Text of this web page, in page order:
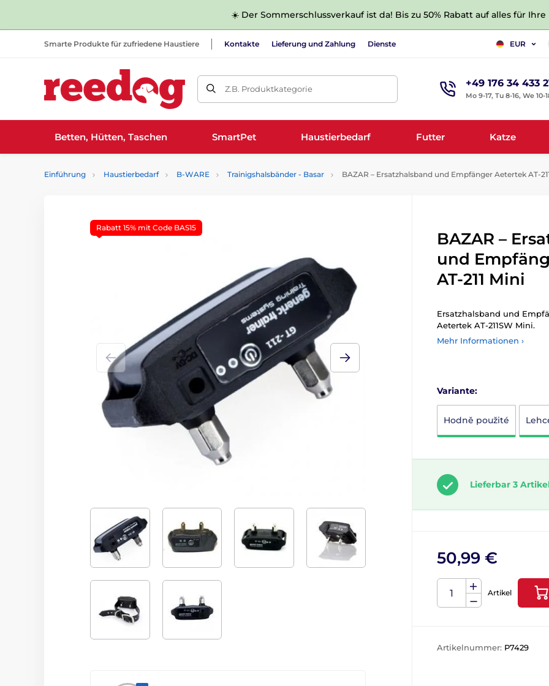
☀️ Der Sommerschlussverkauf ist da! Bis zu 50% Rabatt auf alles für Ihre
Smarte Produkte für zufriedene Haustiere Kontakte Lieferung und Zahlung Dienste EUR
Z.B. Produktkategorie +49 176 34 433
Mo 9-17, Tu 8-16, We 10-
Betten, Hütten, Taschen SmartPet Haustierbedarf Futter Katze
Einführung Haustierbedarf B-WARE Trainigshalsbänder - Basar BAZAR – Ersatzhalsband und Empfänger Aetertek AT-
Rabatt 15% mit Code BAS15
BAZAR –
und
AT-211 Mini
Ersatzhalsband und
Aetertek AT-211SW Mini.
Mehr Informationen ›
Variante:
Hodně použité
Lieferbar 3
50,99 €
Artikel
Artikelnummer: P7429